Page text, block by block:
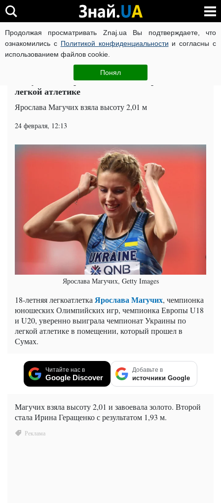
Продолжая просматривать Znaj.ua Вы подтверждаете, что
ознакомились с Политикой конфиденциальности и согласны с
использованием файлов cookie.
Понял
ВОЙНА РОССИИ ПРОТИВ УКРАИНЫ КОРОНАВИРУС В
ЧИТАТИ УКРАЇНСЬКОЮ
Магучих выиграла чемпионат Украины по
легкой атлетике
Ярослава Магучих взяла высоту 2,01 м
24 февраля, 12:13
Ярослава Магучих, Getty Images
18-летняя легкоатлетка Ярослава Магучих, чемпионка
юношеских Олимпийских игр, чемпионка Европы U18
и U20, уверенно выиграла чемпионат Украины по
легкой атлетике в помещении, который прошел в
Сумах.
Читайте нас в
Google Discover
Добавьте в
источники Google
Магучих взяла высоту 2,01 и завоевала золото. Второй
стала Ирина Геращенко с результатом 1,93 м.